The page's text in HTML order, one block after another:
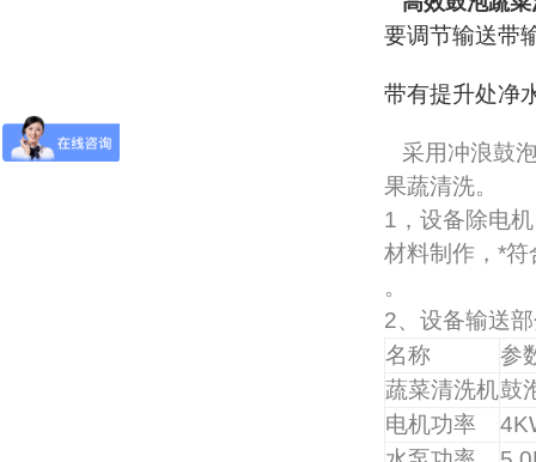
要调节输送带
带有提升处净
采用冲浪鼓
果蔬清洗。
1，设备除电
材料制作，*
。
2、设备输送
名称
参
蔬菜清洗机鼓
电机功率